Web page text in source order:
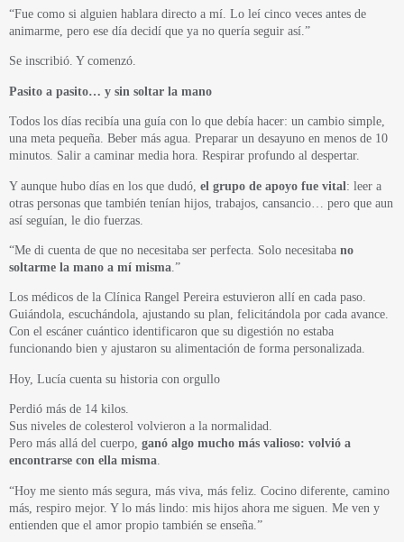
“Fue como si alguien hablara directo a mí. Lo leí cinco veces antes de
animarme, pero ese día decidí que ya no quería seguir así.”
Se inscribió. Y comenzó.
Pasito a pasito… y sin soltar la mano
Todos los días recibía una guía con lo que debía hacer: un cambio simple,
una meta pequeña. Beber más agua. Preparar un desayuno en menos de 10
minutos. Salir a caminar media hora. Respirar profundo al despertar.
Y aunque hubo días en los que dudó, el grupo de apoyo fue vital: leer a
otras personas que también tenían hijos, trabajos, cansancio… pero que aun
así seguían, le dio fuerzas.
“Me di cuenta de que no necesitaba ser perfecta. Solo necesitaba no
soltarme la mano a mí misma.”
Los médicos de la Clínica Rangel Pereira estuvieron allí en cada paso.
Guiándola, escuchándola, ajustando su plan, felicitándola por cada avance.
Con el escáner cuántico identificaron que su digestión no estaba
funcionando bien y ajustaron su alimentación de forma personalizada.
Hoy, Lucía cuenta su historia con orgullo
Perdió más de 14 kilos.
Sus niveles de colesterol volvieron a la normalidad.
Pero más allá del cuerpo, ganó algo mucho más valioso: volvió a
encontrarse con ella misma.
“Hoy me siento más segura, más viva, más feliz. Cocino diferente, camino
más, respiro mejor. Y lo más lindo: mis hijos ahora me siguen. Me ven y
entienden que el amor propio también se enseña.”